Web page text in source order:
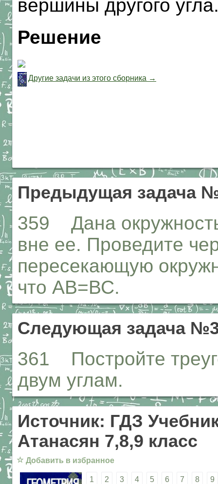
вершины другого
Решение
Другие задачи из этого сборника →
Предыдущая задача
359 Дана
вне ее. Проведите
пересекающую
что АВ=ВС.
Следующая задача
361 Постройте
двум углам.
Источник: ГДЗ
Атанасян 7,8,9 класс
☆ Добавить в избранное
1 2 3 4 5 6 7 8 9